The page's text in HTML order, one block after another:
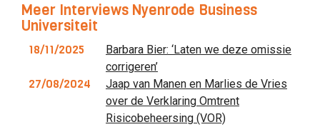
Meer Interviews Nyenrode Business
Universiteit
18/11/2025
Barbara Bier: ‘Laten we deze omissie
corrigeren’
27/08/2024
Jaap van Manen en Marlies de Vries
over de Verklaring Omtrent
Risicobeheersing (VOR)